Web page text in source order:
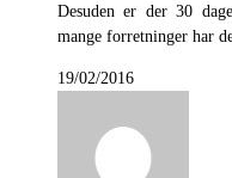
Desuden er der 30
mange forretninger har
19/02/2016